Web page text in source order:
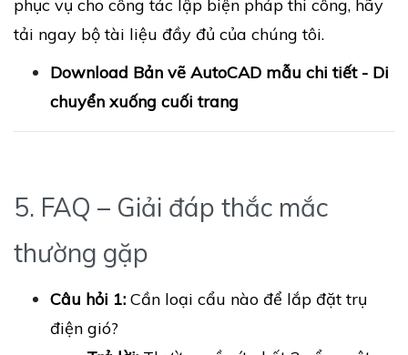
phục vụ cho công tác lập biện pháp thi công, hãy
tải ngay bộ tài liệu đầy đủ của chúng tôi.
Download Bản vẽ AutoCAD mẫu chi tiết - Di
chuyển xuống cuối trang
5. FAQ – Giải đáp thắc mắc
thường gặp
Câu hỏi 1: Cần loại cẩu nào để lắp đặt trụ
điện gió?